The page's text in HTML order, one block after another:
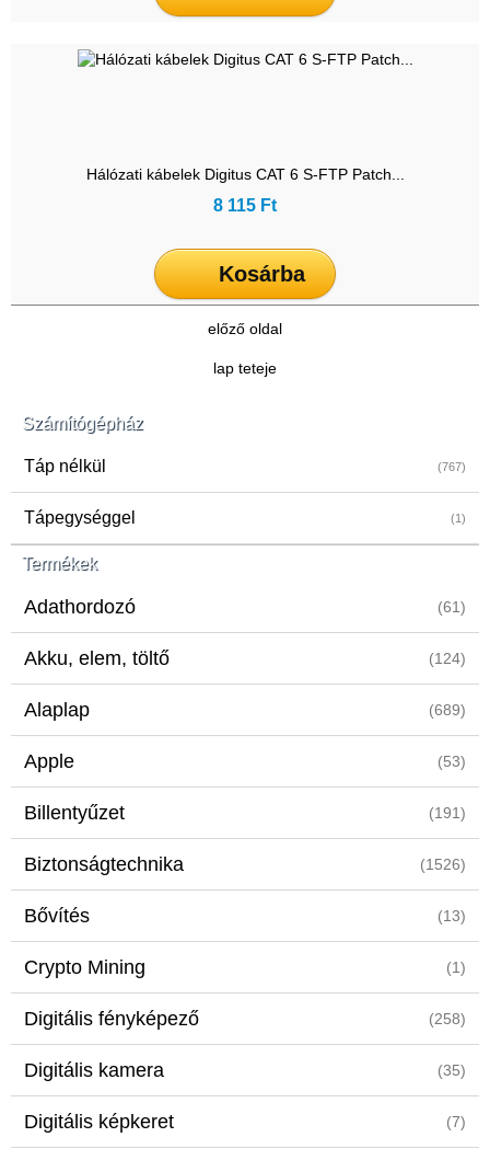
Számítógépház
Táp nélkül (767)
Tápegységgel (1)
Termékek
Adathordozó (61)
Akku, elem, töltő (124)
Alaplap (689)
Apple (53)
Billentyűzet (191)
Biztonságtechnika (1526)
Bővítés (13)
Crypto Mining (1)
Digitális fényképező (258)
Digitális kamera (35)
Digitális képkeret (7)
Hálózati kábelek Digitus CAT 6 S-FTP Patch...
8 115 Ft
Kosárba
előző oldal
lap teteje